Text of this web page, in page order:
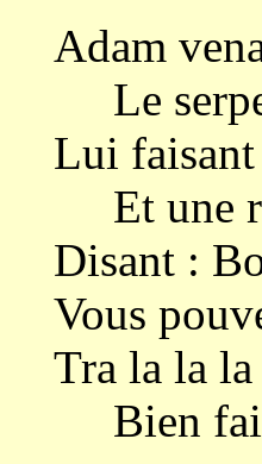
Adam
Le
Lui
Et une
Disant :
Vous
Tra la la
Bien